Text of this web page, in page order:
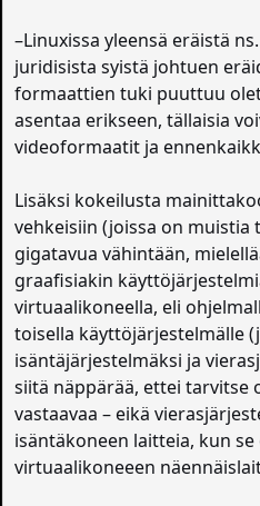
–Linuxissa yleensä eräistä
juridisista syistä johtuen
formaattien tuki puuttuu
asentaa erikseen, tällaisia
videoformaatit ja
Lisäksi kokeilusta
vehkeisiin (joissa on muistia
gigatavua vähintään,
graafisiakin
virtuaalikoneella, eli
toisella käyttöjärjestelmälle
isäntäjärjestelmäksi ja
siitä näppärää, ettei tarvitse
vastaavaa – eikä
isäntäkoneen laitteia, kun
virtuaalikoneeen